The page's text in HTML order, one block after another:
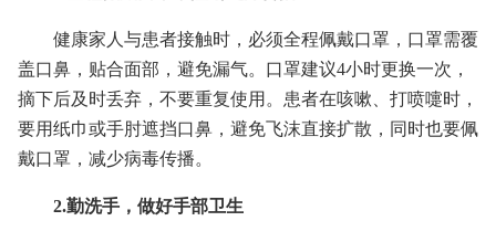
健康家人与患者接触时，必须全程佩戴口罩，口罩需覆
盖口鼻，贴合面部，避免漏气。口罩建议4小时更换一次，
摘下后及时丢弃，不要重复使用。患者在咳嗽、打喷嚏时，
要用纸巾或手肘遮挡口鼻，避免飞沫直接扩散，同时也要佩
戴口罩，减少病毒传播。
2.勤洗手，做好手部卫生